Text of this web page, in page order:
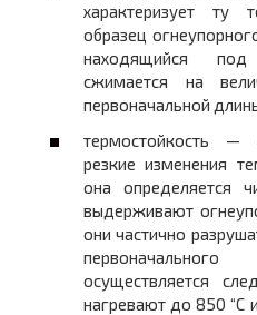
характеризует ту
образец
находящийся
сжимается на
первоначальной
термостойкость —
резкие изменения
она определяется
выдерживают
они частично
осуществляется
нагревают до 850 “С